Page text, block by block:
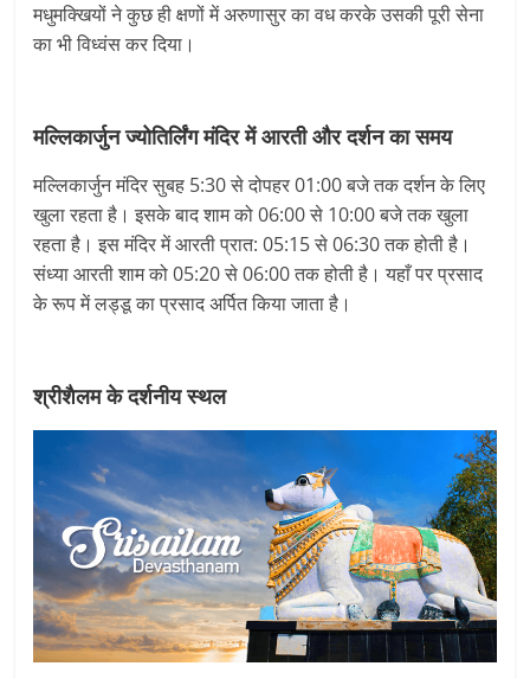
मधुमक्खियों ने कुछ ही क्षणों में अरुणासुर का वध करके उसकी पूरी सेना
का भी विध्वंस कर दिया।
मल्लिकार्जुन ज्योतिर्लिंग मंदिर में आरती और दर्शन का समय
मल्लिकार्जुन मंदिर सुबह 5:30 से दोपहर 01:00 बजे तक दर्शन के लिए
खुला रहता है। इसके बाद शाम को 06:00 से 10:00 बजे तक खुला
रहता है। इस मंदिर में आरती प्रात: 05:15 से 06:30 तक होती है।
संध्या आरती शाम को 05:20 से 06:00 तक होती है। यहाँ पर प्रसाद
के रूप में लड्डू का प्रसाद अर्पित किया जाता है।
श्रीशैलम के दर्शनीय स्थल